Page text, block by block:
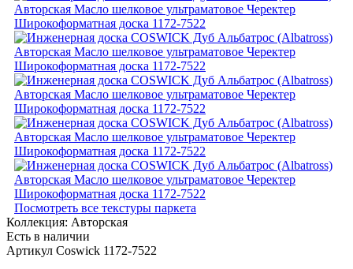
Посмотреть все текстуры паркета
Коллекция: Авторская
Есть в наличии
Артикул Coswick 1172-7522